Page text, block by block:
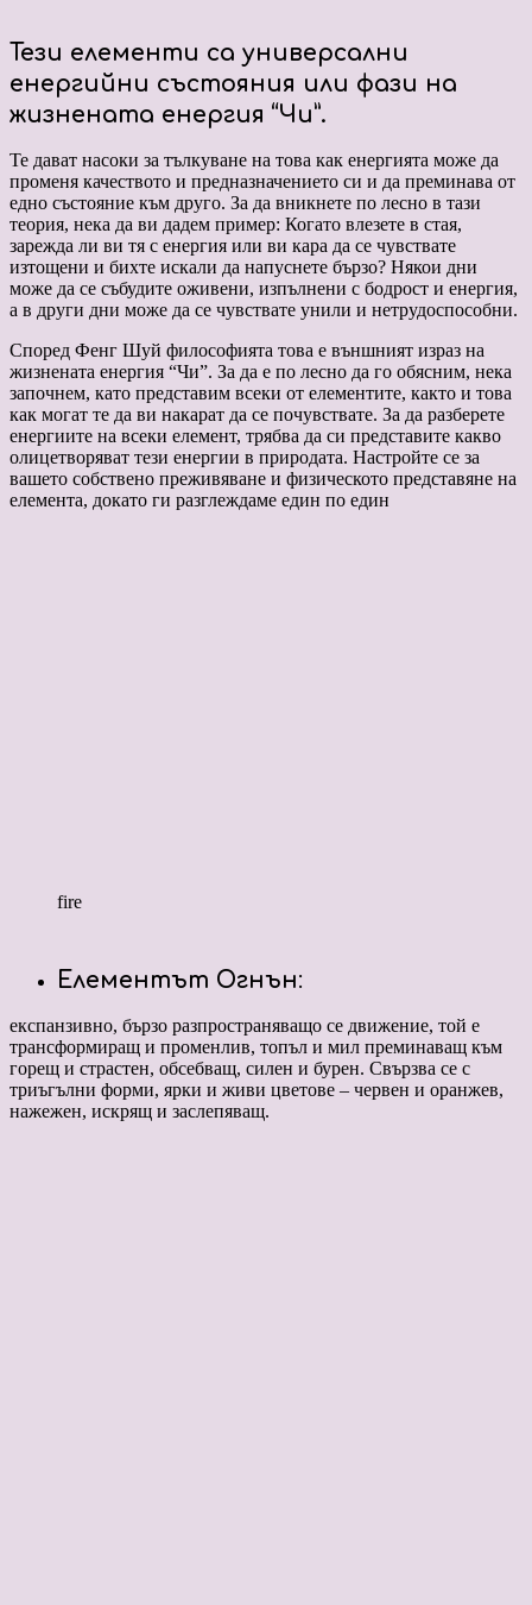
Тези елементи са универсални
енергийни състояния или фази на
жизнената енергия “Чи”.
Те дават насоки за тълкуване на това как енергията може да
променя качеството и предназначението си и да преминава от
едно състояние към друго. За да вникнете по лесно в тази
теория, нека да ви дадем пример: Когато влезете в стая,
зарежда ли ви тя с енергия или ви кара да се чувствате
изтощени и бихте искали да напуснете бързо? Някои дни
може да се събудите оживени, изпълнени с бодрост и енергия,
а в други дни може да се чувствате унили и нетрудоспособни.
Според Фенг Шуй философията това е външният израз на
жизнената енергия “Чи”. За да е по лесно да го обясним, нека
започнем, като представим всеки от елементите, както и това
как могат те да ви накарат да се почувствате. За да разберете
енергиите на всеки елемент, трябва да си представите какво
олицетворяват тези енергии в природата. Настройте се за
вашето собствено преживяване и физическото представяне на
елемента, докато ги разглеждаме един по един
fire
Елементът Огнън:
експанзивно, бързо разпространяващо се движение, той е
трансформиращ и променлив, топъл и мил преминаващ към
горещ и страстен, обсебващ, силен и бурен. Свързва се с
триъгълни форми, ярки и живи цветове – червен и оранжев,
нажежен, искрящ и заслепяващ.